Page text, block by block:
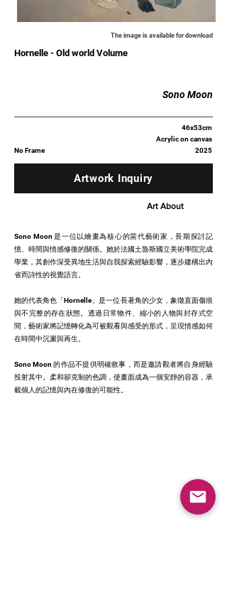
The image is available for download
Hornelle - Old world Volume
Sono Moon
46x53cm
Acrylic on canvas
2025
No Frame
Artwork Inquiry
Art About
Sono Moon 是一位以繪畫為核心的當代藝術家，長期探討記
憶、時間與情感修復的關係。她於法國土魯斯國立美術學院完成
學業，其創作深受異地生活與自我探索經驗影響，逐步建構出內
省而詩性的視覺語言。
她的代表角色「Hornelle」是一位長著角的少女，象徵直面傷痕
與不完整的存在狀態。透過日常物件、縮小的人物與封存式空
間，藝術家將記憶轉化為可被觀看與感受的形式，呈現情感如何
在時間中沉澱與再生。
Sono Moon 的作品不提供明確敘事，而是邀請觀者將自身經驗
投射其中。柔和卻克制的色調，使畫面成為一個安靜的容器，承
載個人的記憶與內在修復的可能性。